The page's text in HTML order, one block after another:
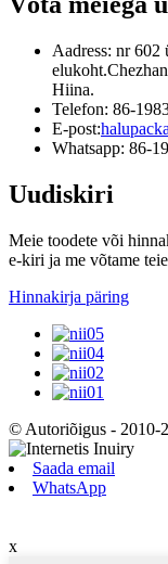
Aadress: nr 602
Hiina.
Telefon: 86-
E-post:
Whatsapp: 86-
Uudiskiri
Meie toodete või
e-kiri ja me võtame
Hinnakirja päring
© Autoriõigus - 2010-
Saada email
WhatsApp
x